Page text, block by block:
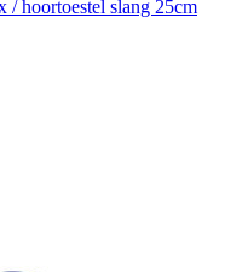
/ hoortoestel slang 25cm